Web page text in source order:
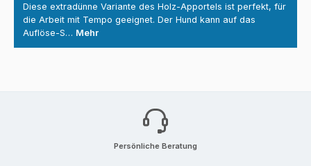
Diese extradünne Variante des Holz-Apportels ist perfekt, für
die Arbeit mit Tempo geeignet. Der Hund kann auf das
Auflöse-S… Mehr
Persönliche Beratung